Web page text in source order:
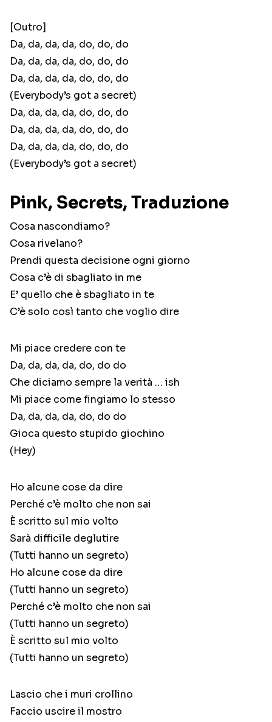
[Outro]
Da, da, da, da, do, do, do
Da, da, da, da, do, do, do
Da, da, da, da, do, do, do
(Everybody’s got a secret)
Da, da, da, da, do, do, do
Da, da, da, da, do, do, do
Da, da, da, da, do, do, do
(Everybody’s got a secret)
Pink, Secrets, Traduzione
Cosa nascondiamo?
Cosa rivelano?
Prendi questa decisione ogni giorno
Cosa c’è di sbagliato in me
E’ quello che è sbagliato in te
C’è solo così tanto che voglio dire
Mi piace credere con te
Da, da, da, da, do, do do
Che diciamo sempre la verità … ish
Mi piace come fingiamo lo stesso
Da, da, da, da, do, do do
Gioca questo stupido giochino
(Hey)
Ho alcune cose da dire
Perché c’è molto che non sai
È scritto sul mio volto
Sarà difficile deglutire
(Tutti hanno un segreto)
Ho alcune cose da dire
(Tutti hanno un segreto)
Perché c’è molto che non sai
(Tutti hanno un segreto)
È scritto sul mio volto
(Tutti hanno un segreto)
Lascio che i muri crollino
Faccio uscire il mostro